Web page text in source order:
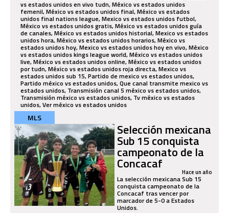
vs estados unidos en vivo tudn, México vs estados unidos
femenil, México vs estados unidos final, México vs estados
unidos final nations league, Mexico vs estados unidos futbol,
México vs estados unidos gratis, México vs estados unidos guía
de canales, México vs estados unidos historial, Mexico vs estados
unidos hora, México vs estados unidos horarios, México vs
estados unidos hoy, Mexico vs estados unidos hoy en vivo, México
vs estados unidos kings league world, México vs estados unidos
live, México vs estados unidos online, México vs estados unidos
por tudn, México vs estados unidos roja directa, Mexico vs
estados unidos sub 15, Partido de mexico vs estados unidos,
Partido méxico vs estados unidos, Que canal transmite mexico vs
estados unidos, Transmisión canal 5 méxico vs estados unidos,
Transmisión méxico vs estados unidos, Tv méxico vs estados
unidos, Ver méxico vs estados unidos
MLS
Selección mexicana
Sub 15 conquista
campeonato de la
Concacaf Hace un año
La selección mexicana Sub 15
conquista campeonato de la
Concacaf tras vencer por
marcador de 5-0 a Estados
Unidos.